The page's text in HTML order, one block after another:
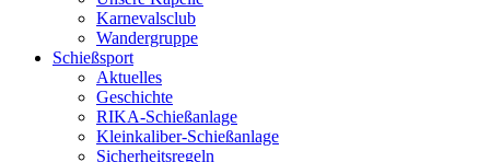
Karnevalsclub
Wandergruppe
Schießsport
Aktuelles
Geschichte
RIKA-Schießanlage
Kleinkaliber-Schießanlage
Sicherheitsregeln